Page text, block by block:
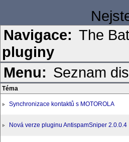
Navigace: The
pluginy
Menu: Seznam
Téma
Synchronizace kontaktů s MOTOROLA
Nová verze pluginu AntispamSniper 2.0.0.4